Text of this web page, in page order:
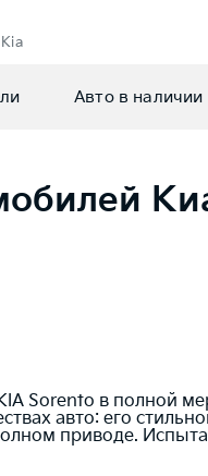
Авто в наличии
Sorento в полной
авто: его
приводе.